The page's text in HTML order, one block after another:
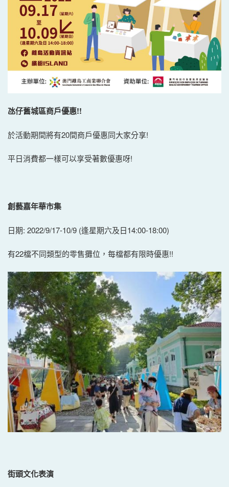
氹仔舊城區商戶優惠!!
於活動期間將有20間商戶優惠同大家分享!
平日消費都一樣可以享受著數優惠呀!
創藝嘉年華市集
日期: 2022/9/17-10/9 (逢星期六及日14:00-18:00)
有22檔不同類型的零售攤位，每檔都有限時優惠!!
街頭文化表演